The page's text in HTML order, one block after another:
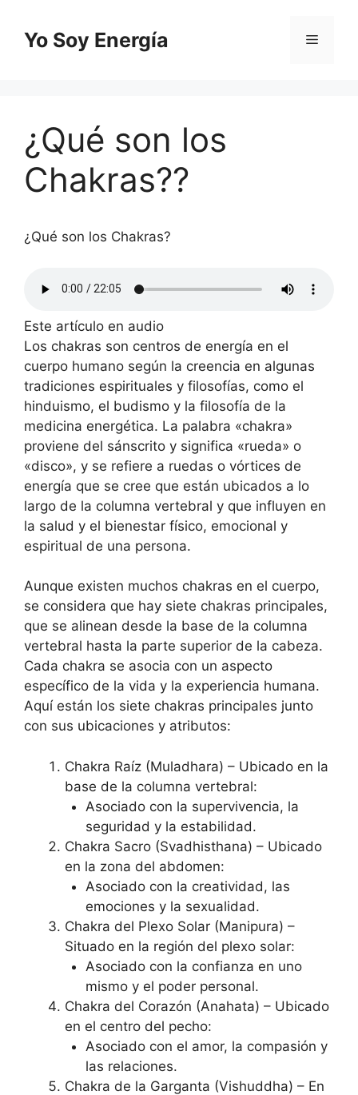
contenido
Yo Soy Energía Menú
¿Qué son los
Chakras??
¿Qué son los Chakras?
Este artículo en audio
Los chakras son centros de energía en el
cuerpo humano según la creencia en algunas
tradiciones espirituales y filosofías, como el
hinduismo, el budismo y la filosofía de la
medicina energética. La palabra «chakra»
proviene del sánscrito y significa «rueda» o
«disco», y se refiere a ruedas o vórtices de
energía que se cree que están ubicados a lo
largo de la columna vertebral y que influyen en
la salud y el bienestar físico, emocional y
espiritual de una persona.
Aunque existen muchos chakras en el cuerpo,
se considera que hay siete chakras principales,
que se alinean desde la base de la columna
vertebral hasta la parte superior de la cabeza.
Cada chakra se asocia con un aspecto
específico de la vida y la experiencia humana.
Aquí están los siete chakras principales junto
con sus ubicaciones y atributos:
Chakra Raíz (Muladhara) – Ubicado en la
base de la columna vertebral:
Asociado con la supervivencia, la
seguridad y la estabilidad.
Chakra Sacro (Svadhisthana) – Ubicado
en la zona del abdomen:
Asociado con la creatividad, las
emociones y la sexualidad.
Chakra del Plexo Solar (Manipura) –
Situado en la región del plexo solar:
Asociado con la confianza en uno
mismo y el poder personal.
Chakra del Corazón (Anahata) – Ubicado
en el centro del pecho:
Asociado con el amor, la compasión y
las relaciones.
Chakra de la Garganta (Vishuddha) – En